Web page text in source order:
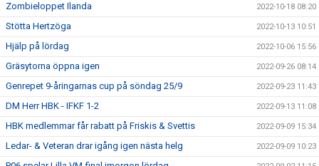
Zombieloppet Ilanda 2022-10-18 08:20
Stötta Hertzöga 2022-10-13 10:51
Hjälp på lördag 2022-10-06 15:56
Gräsytorna öppna igen 2022-09-26 08:14
Genrepet 9-åringarnas cup på söndag 25/9 2022-09-23 11:43
DM Herr HBK - IFKF 1-2 2022-09-13 11:08
HBK medlemmar får rabatt på Friskis & Svettis 2022-09-09 15:34
Ledar- & Veteran drar igång igen nästa helg 2022-09-09 10:23